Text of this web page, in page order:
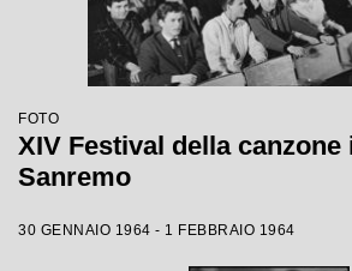
FOTO
XIV Festival della canzone
Sanremo
30 GENNAIO 1964 - 1 FEBBRAIO 1964